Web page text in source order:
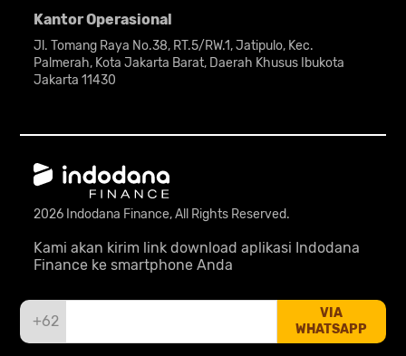
Kantor Operasional
Jl. Tomang Raya No.38, RT.5/RW.1, Jatipulo, Kec.
Palmerah, Kota Jakarta Barat, Daerah Khusus Ibukota
Jakarta 11430
2026 Indodana Finance, All Rights Reserved.
Kami akan kirim link download aplikasi Indodana
Finance ke smartphone Anda
+62
VIA
WHATSAPP